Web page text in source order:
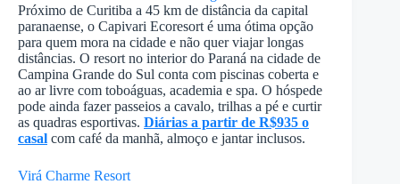
Próximo de Curitiba a 45 km de distância da capital
paranaense, o Capivari Ecoresort é uma ótima opção
para quem mora na cidade e não quer viajar longas
distâncias. O resort no interior do Paraná na cidade de
Campina Grande do Sul conta com piscinas coberta e
ao ar livre com toboáguas, academia e spa. O hóspede
pode ainda fazer passeios a cavalo, trilhas a pé e curtir
as quadras esportivas. Diárias a partir de R$935 o
casal com café da manhã, almoço e jantar inclusos.
Virá Charme Resort